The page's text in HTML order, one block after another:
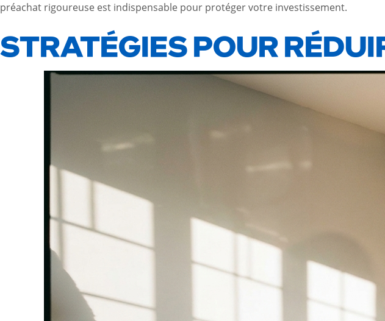
préachat rigoureuse est indispensable pour protéger votre investissement.
STRATÉGIES POUR